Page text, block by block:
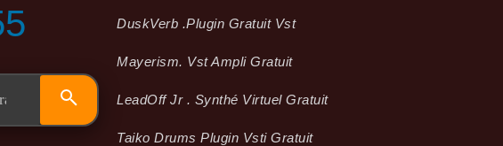
Dusk­Verb .plugin Gratuit Vst
Mayerism. Vst Ampli Gratuit
LeadOff Jr . Synthé Virtuel Gratuit
Taiko Drums Plugin Vsti Gratuit